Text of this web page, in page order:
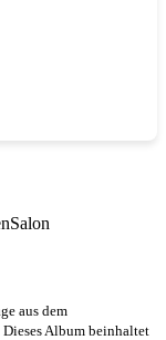
aus dem
Album beinhaltet